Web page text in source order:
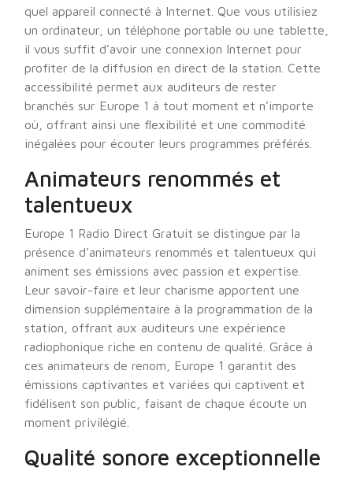
quel appareil connecté à Internet. Que vous utilisiez
un ordinateur, un téléphone portable ou une tablette,
il vous suffit d’avoir une connexion Internet pour
profiter de la diffusion en direct de la station. Cette
accessibilité permet aux auditeurs de rester
branchés sur Europe 1 à tout moment et n’importe
où, offrant ainsi une flexibilité et une commodité
inégalées pour écouter leurs programmes préférés.
Animateurs renommés et
talentueux
Europe 1 Radio Direct Gratuit se distingue par la
présence d’animateurs renommés et talentueux qui
animent ses émissions avec passion et expertise.
Leur savoir-faire et leur charisme apportent une
dimension supplémentaire à la programmation de la
station, offrant aux auditeurs une expérience
radiophonique riche en contenu de qualité. Grâce à
ces animateurs de renom, Europe 1 garantit des
émissions captivantes et variées qui captivent et
fidélisent son public, faisant de chaque écoute un
moment privilégié.
Qualité sonore exceptionnelle